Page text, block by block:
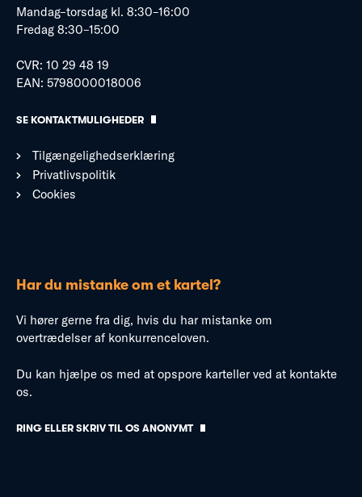
Mandag–torsdag kl. 8:30–16:00
Fredag 8:30–15:00
CVR: 10 29 48 19
EAN: 5798000018006
SE KONTAKTMULIGHEDER
Tilgængelighedserklæring
Privatlivspolitik
Cookies
Har du mistanke om et kartel?
Vi hører gerne fra dig, hvis du har mistanke om
overtrædelser af konkurrenceloven.
Du kan hjælpe os med at opspore karteller ved at kontakte
os.
RING ELLER SKRIV TIL OS ANONYMT